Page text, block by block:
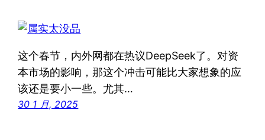
这个春节，内外网都在热议DeepSeek了。对资
本市场的影响，那这个冲击可能比大家想象的应
该还是要小一些。尤其…
30 1 月, 2025